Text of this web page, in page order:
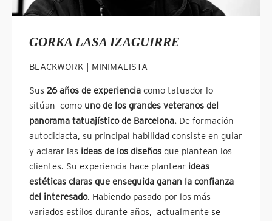
GORKA LASA IZAGUIRRE
BLACKWORK | MINIMALISTA
Sus 26 años de experiencia como tatuador lo
sitúan como uno de los grandes veteranos del
panorama tatuajístico de Barcelona. De formación
autodidacta, su principal habilidad consiste en guiar
y aclarar las ideas de los diseños que plantean los
clientes. Su experiencia hace plantear ideas
estéticas claras que enseguida ganan la confianza
del interesado. Habiendo pasado por los más
variados estilos durante años, actualmente se